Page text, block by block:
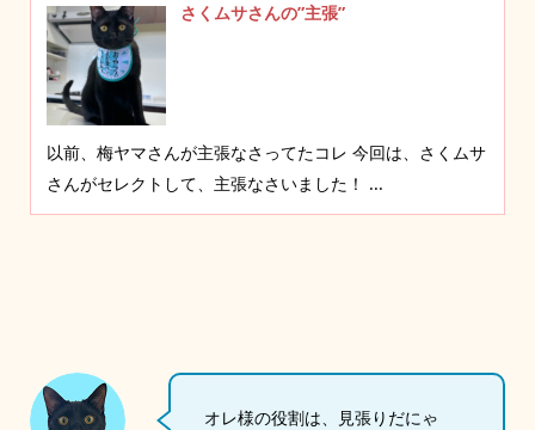
さくムサさんの”主張”
以前、梅ヤマさんが主張なさってたコレ 今回は、さくムサ
さんがセレクトして、主張なさいました！ ...
オレ様の役割は、見張りだにゃ